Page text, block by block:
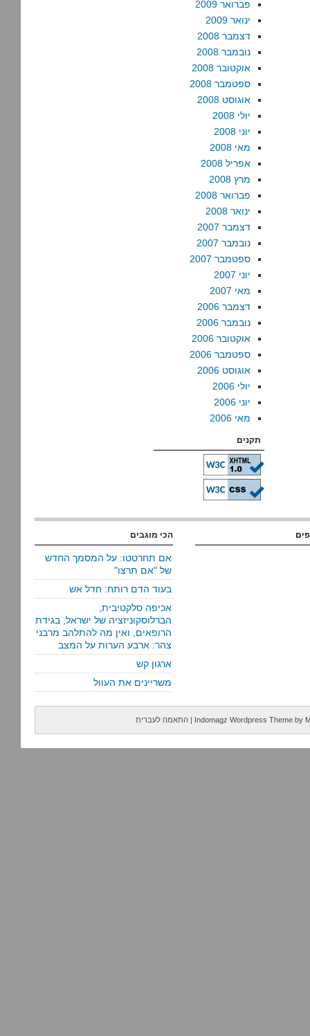
פברואר 2009
ינואר 2009
דצמבר 2008
נובמבר 2008
אוקטובר 2008
ספטמבר 2008
אוגוסט 2008
יולי 2008
יוני 2008
מאי 2008
אפריל 2008
מרץ 2008
פברואר 2008
ינואר 2008
דצמבר 2007
נובמבר 2007
ספטמבר 2007
יוני 2007
מאי 2007
דצמבר 2006
נובמבר 2006
אוקטובר 2006
ספטמבר 2006
אוגוסט 2006
יולי 2006
יוני 2006
מאי 2006
תקנים
הכי מוגבים
אם תחרטטו: על המסמך החדש
של "אם תרצו"
בעוד הדם רותח: חדל אש
אכיפה סלקטיבית,
הברלוסקוניזציה של ישראל, בגידת
הרופאים, ואין מה להתלהב מרבני
צהר: ארבע הערות על המצב
ארגון קש
משריינים את העוול
Indomagz Wordpress Theme by
| התאמה לעברית